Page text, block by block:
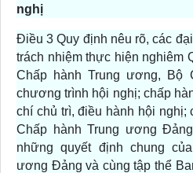
nghị
Điều 3 Quy định nêu rõ, các
trách nhiệm thực hiện nghiêm
Chấp hành Trung ương, Bộ
chương trình hội nghị; chấp
chí chủ trì, điều hành hội nghị;
Chấp hành Trung ương
những quyết định chung
ương Đảng và cùng tập thể